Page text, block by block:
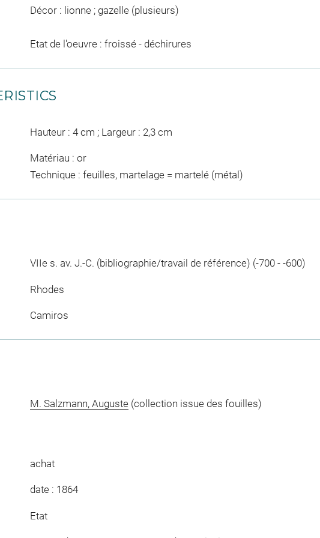
Décor : lionne ; gazelle (plusieurs)
Etat de l'oeuvre : froissé - déchirures
Hauteur : 4 cm ; Largeur : 2,3 cm
Matériau : or
Technique : feuilles, martelage = martelé (métal)
VIIe s. av. J.-C. (bibliographie/travail de référence) (-700 - -600)
Rhodes
Camiros
M. Salzmann, Auguste(collection issue des fouilles)
achat
date : 1864
Etat